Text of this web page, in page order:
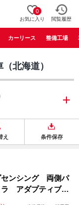
0
お気に入り 閲覧履歴
カーリース 整備工場
北海道）
え 条件保存
センシング 両側パ
アダプティブク
フレザー パドル